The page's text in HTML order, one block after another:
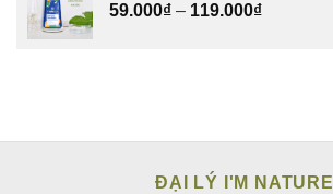
59.000₫ – 119.000₫
ĐẠI LÝ I'M NATURE